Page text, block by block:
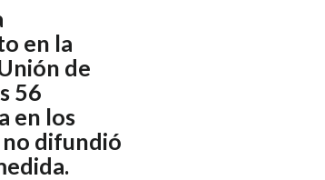
en la
de
56
en los
no difundió